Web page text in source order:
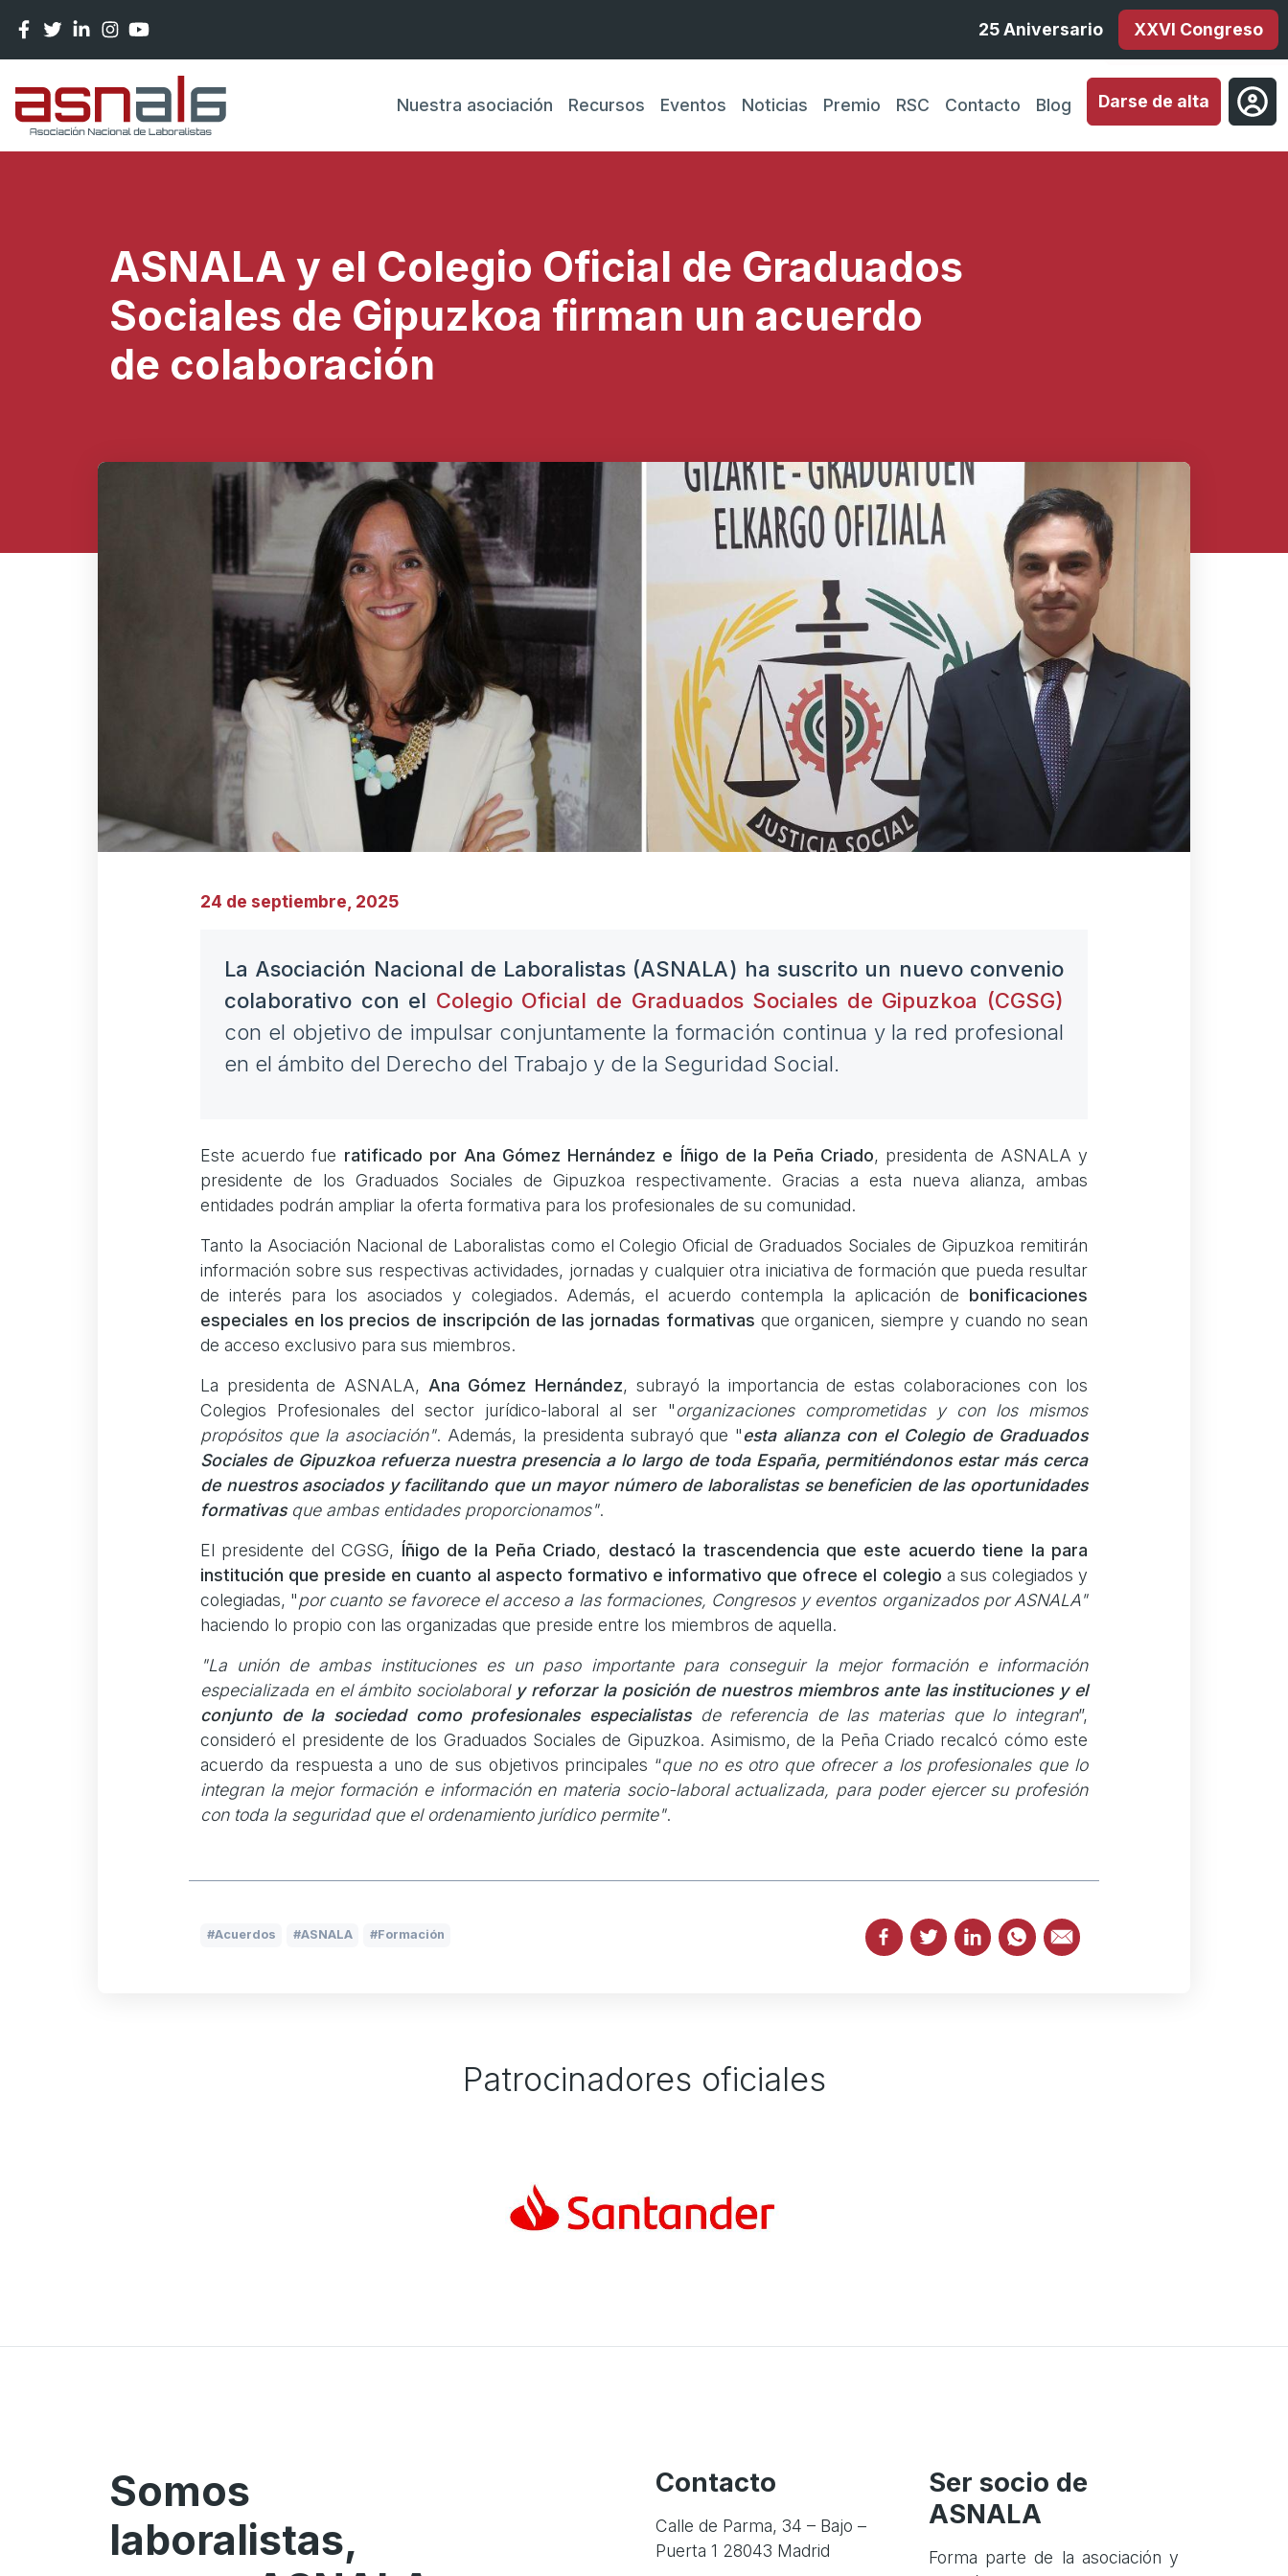
25 Aniversario
XXVI Congreso
Nuestra asociación Recursos Eventos Noticias Premio RSC Contacto Blog Darse de alta
ASNALA y el Colegio Oficial de Graduados
Sociales de Gipuzkoa firman un acuerdo
de colaboración
24 de septiembre, 2025
La Asociación Nacional de Laboralistas (ASNALA) ha suscrito un nuevo convenio
colaborativo con el Colegio Oficial de Graduados Sociales de Gipuzkoa (CGSG)
con el objetivo de impulsar conjuntamente la formación continua y la red profesional
en el ámbito del Derecho del Trabajo y de la Seguridad Social.
Este acuerdo fue ratificado por Ana Gómez Hernández e Íñigo de la Peña Criado, presidenta de ASNALA y
presidente de los Graduados Sociales de Gipuzkoa respectivamente. Gracias a esta nueva alianza, ambas
entidades podrán ampliar la oferta formativa para los profesionales de su comunidad.
Tanto la Asociación Nacional de Laboralistas como el Colegio Oficial de Graduados Sociales de Gipuzkoa remitirán
información sobre sus respectivas actividades, jornadas y cualquier otra iniciativa de formación que pueda resultar
de interés para los asociados y colegiados. Además, el acuerdo contempla la aplicación de bonificaciones
especiales en los precios de inscripción de las jornadas formativas que organicen, siempre y cuando no sean
de acceso exclusivo para sus miembros.
La presidenta de ASNALA, Ana Gómez Hernández, subrayó la importancia de estas colaboraciones con los
Colegios Profesionales del sector jurídico-laboral al ser "organizaciones comprometidas y con los mismos
propósitos que la asociación". Además, la presidenta subrayó que "esta alianza con el Colegio de Graduados
Sociales de Gipuzkoa refuerza nuestra presencia a lo largo de toda España, permitiéndonos estar más cerca
de nuestros asociados y facilitando que un mayor número de laboralistas se beneficien de las oportunidades
formativasque ambas entidades proporcionamos".
El presidente del CGSG, Íñigo de la Peña Criado, destacó la trascendencia que este acuerdo tiene la para
institución que preside en cuanto al aspecto formativo e informativo que ofrece el colegio a sus colegiados y
colegiadas, "por cuanto se favorece el acceso a las formaciones, Congresos y eventos organizados por ASNALA"
haciendo lo propio con las organizadas que preside entre los miembros de aquella.
"La unión de ambas instituciones es un paso importante para conseguir la mejor formación e información
especializada en el ámbito sociolaboral y reforzar la posición de nuestros miembros ante las instituciones y el
conjunto de la sociedad como profesionales especialistasde referencia de las materias que lo integran”,
consideró el presidente de los Graduados Sociales de Gipuzkoa. Asimismo, de la Peña Criado recalcó cómo este
acuerdo da respuesta a uno de sus objetivos principales “que no es otro que ofrecer a los profesionales que lo
integran la mejor formación e información en materia socio-laboral actualizada, para poder ejercer su profesión
con toda la seguridad que el ordenamiento jurídico permite".
Acuerdos ASNALA Formación
Patrocinadores oficiales
Somos
laboralistas,
Contacto
Calle de Parma, 34 – Bajo –
Puerta 1 28043 Madrid
Ser socio de
ASNALA
Forma parte de la asociación y